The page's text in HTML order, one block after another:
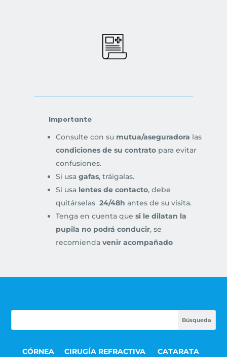
Importante
Consulte con sumutua/aseguradora las
condiciones de su contratopara evitar
confusiones.
Si usa gafas, tráigalas.
Si usa lentes de contacto, debe
quitárselas 24/48h antes de su visita.
Tenga en cuenta que si le dilatan la
pupila no podrá conducir, se
recomienda venir acompañado
CÓRNEA CIRUGÍA REFRACTIVA
CATARATA